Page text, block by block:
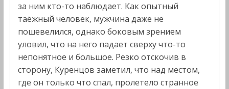
за ним кто-то наблюдает. Как опытный
таёжный человек, мужчина даже не
пошевелился, однако боковым зрением
уловил, что на него падает сверху что-то
непонятное и большое. Резко отскочив в
сторону, Куренцов заметил, что над местом,
где он только что спал, пролетело странное